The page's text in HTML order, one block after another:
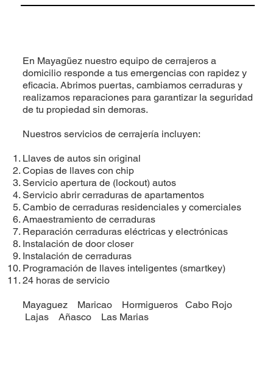
En Mayagüez nuestro equipo de cerrajeros a
domicilio responde a tus emergencias con rapidez y
eficacia. Abrimos puertas, cambiamos cerraduras y
realizamos reparaciones para garantizar la seguridad
de tu propiedad sin demoras.
Nuestros servicios de cerrajería incluyen:
Llaves de autos sin original
Copias de llaves con chip
Servicio apertura de (lockout) autos
Servicio abrir cerraduras de apartamentos
Cambio de cerraduras residenciales y comerciales
Amaestramiento de cerraduras
Reparación cerraduras eléctricas y electrónicas
Instalación de door closer
Instalación de cerraduras
​Programación de llaves inteligentes (smartkey)
24 horas de servicio
Mayaguez Maricao Hormigueros
Cabo Rojo
Lajas
Añasco Las Marias